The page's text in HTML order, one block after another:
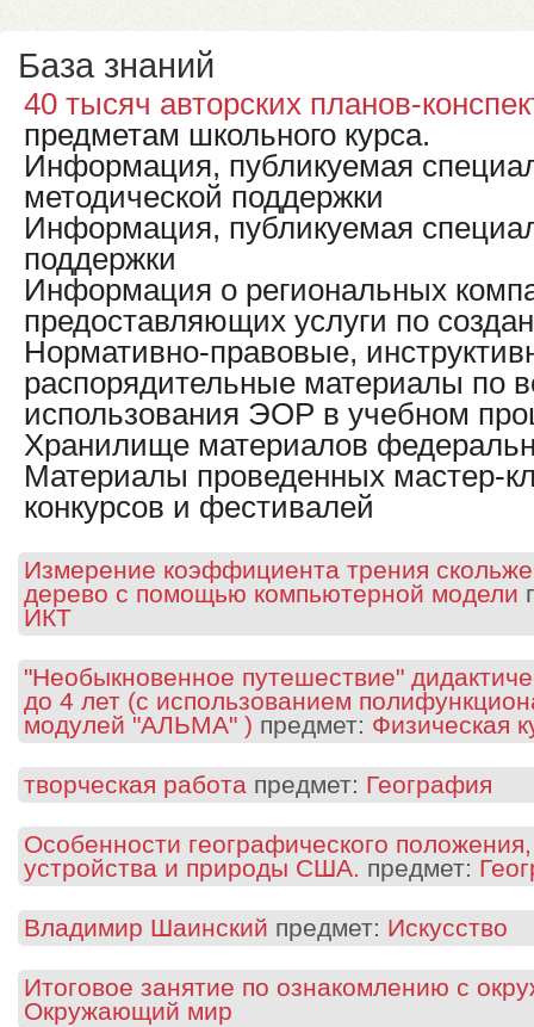
База знаний
40 тысяч авторских планов-
предметам школьного курса.
Информация, публикуемая
методической поддержки
Информация, публикуемая
поддержки
Информация о региональных
предоставляющих услуги по
Нормативно-правовые,
распорядительные материалы по
использования ЭОР в учебном
Хранилище материалов
Материалы проведенных мастер-
конкурсов и фестивалей
Измерение коэффициента трения
дерево с помощью компьютерной модели
ИКТ
"Необыкновенное путешествие"
до 4 лет (с использованием
модулей "АЛЬМА" ) предмет: Физическая
творческая работа предмет: География
Особенности географического
устройства и природы США. предмет:
Владимир Шаинский предмет: Искусство
Итоговое занятие по ознакомлению с
Окружающий мир